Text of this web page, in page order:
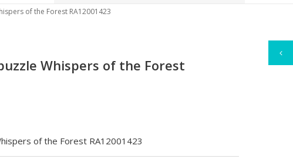
of the Forest RA12001423
Whispers of the Forest
of the Forest RA12001423